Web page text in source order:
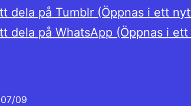
dela på Tumblr (Öppnas i ett
dela på WhatsApp (Öppnas i
09